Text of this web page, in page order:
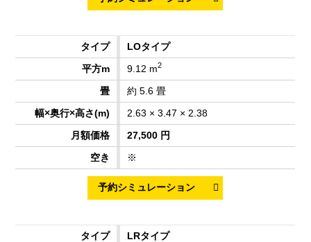
LOタイプ
9.12 m2
約 5.6 畳
2.63 × 3.47 × 2.38
27,500 円
※
LRタイプ